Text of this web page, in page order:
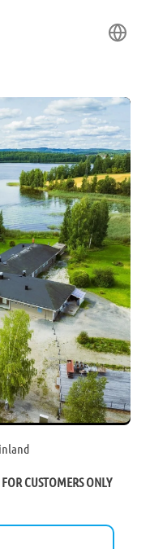
CUSTOMERS ONLY